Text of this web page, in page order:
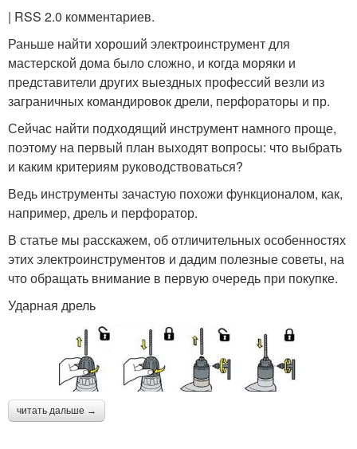
| RSS 2.0 комментариев.
Раньше найти хороший электроинструмент для
мастерской дома было сложно, и когда моряки и
представители других выездных профессий везли из
заграничных командировок дрели, перфораторы и пр.
Сейчас найти подходящий инструмент намного проще,
поэтому на первый план выходят вопросы: что выбрать
и каким критериям руководствоваться?
Ведь инструменты зачастую похожи функционалом, как,
например, дрель и перфоратор.
В статье мы расскажем, об отличительных особенностях
этих электроинструментов и дадим полезные советы, на
что обращать внимание в первую очередь при покупке.
Ударная дрель
читать дальше →